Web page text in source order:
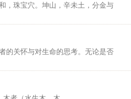
，珠宝穴。坤山，辛未土，分金与
的关怀与对生命的思考。无论是否